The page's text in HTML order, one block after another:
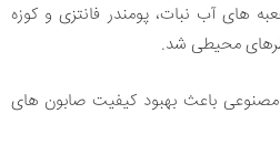
های آب نبات، پومندر فانتزی و کوزه
محیطی شد.
مصنوعی باعث بهبود کیفیت صابون های